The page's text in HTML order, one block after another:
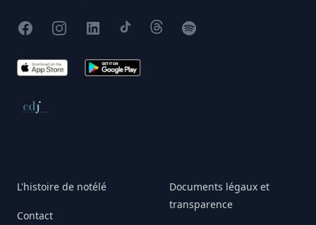
FacebookInstagram
X TikTokThreadsSpotify
App Store Google Play
Conseil de déontologie journalistique
L'histoire de notélé
Contact
Documents légaux et
transparence